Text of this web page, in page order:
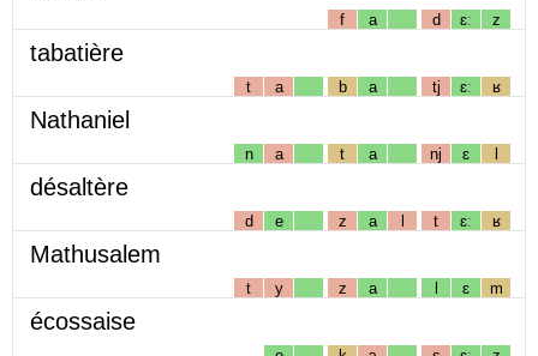
f a d ɛː z
tabatière
t a b a tj ɛː ʁ
Nathaniel
n a t a nj ɛ l
désaltère
d e z a l t ɛː ʁ
Mathusalem
t y z a l ɛ m
écossaise